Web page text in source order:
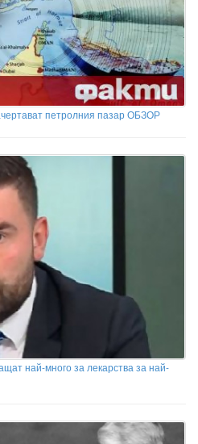
петролния пазар ОБЗОР
най-много за лекарства за най-